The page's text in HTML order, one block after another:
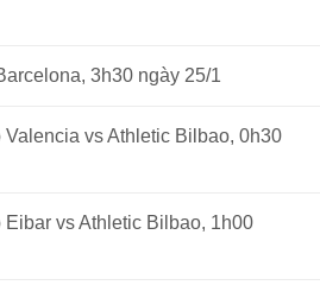
3h30 ngày 25/1
Valencia vs Athletic Bilbao, 0h30
Eibar vs Athletic Bilbao, 1h00